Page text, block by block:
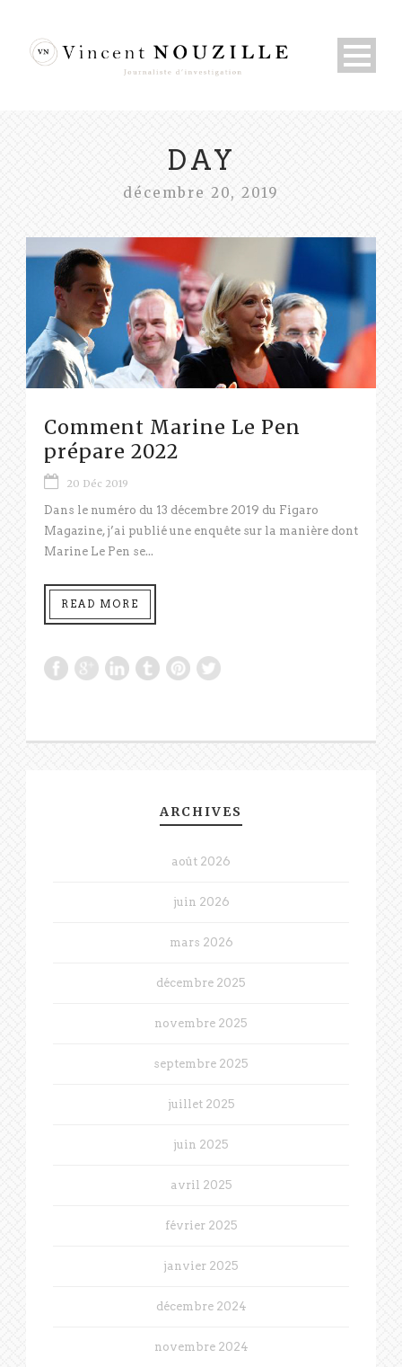
DAY
décembre 20, 2019
Comment Marine Le Pen
prépare 2022
20 Déc 2019
Dans le numéro du 13 décembre 2019 du Figaro
Magazine, j’ai publié une enquête sur la manière dont
Marine Le Pen se...
READ MORE
ARCHIVES
août 2026
juin 2026
mars 2026
décembre 2025
novembre 2025
septembre 2025
juillet 2025
juin 2025
avril 2025
février 2025
janvier 2025
décembre 2024
novembre 2024